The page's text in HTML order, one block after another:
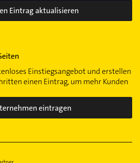
Eintrag aktualisieren
Einstiegsangebot und erstellen
einen Eintrag, um mehr Kunden
eintragen